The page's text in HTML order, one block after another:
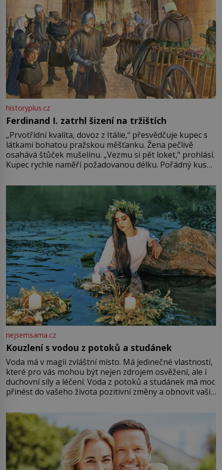
historyplus.cz
Ferdinand I. zatrhl šizení na tržištích
„Prvotřídní kvalita, dovoz z Itálie,“ přesvědčuje kupec s
látkami bohatou pražskou měšťanku. Žena pečlivě
osahává štůček mušelínu. „Vezmu si pět loket,“ prohlásí.
Kupec rychle naměří požadovanou délku. Pořádný kus
milostpaní. Stačí jenom na sukni,“ zhodnotí švadlena
množství růžového mušelínu. „Ošidili vás, podívejte.“
nejsemsama.cz
Kouzlení s vodou z potoků a studánek
Voda má v magii zvláštní místo. Má jedinečné vlastnosti,
které pro vás mohou být nejen zdrojem osvěžení, ale i
duchovní síly a léčení. Voda z potoků a studánek má moc
přinést do vašeho života pozitivní změny a obnovit vaši
můžete obohatit své rituály a přinést do svého života
větší harmonii a klid. Je důležité